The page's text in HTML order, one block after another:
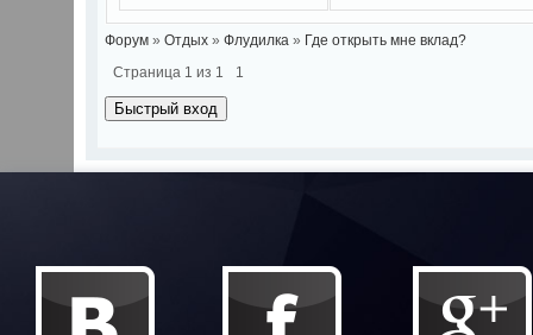
Форум » Отдых » Флудилка » Где открыть мне вклад?
Страница 1 из 1 1